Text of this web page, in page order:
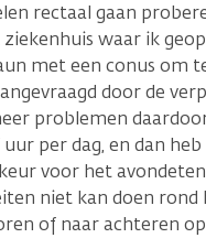
rectaal gaan
waar ik
met een conus om
door de
problemen
per dag, en dan
voor het
niet kan doen
of naar achteren op